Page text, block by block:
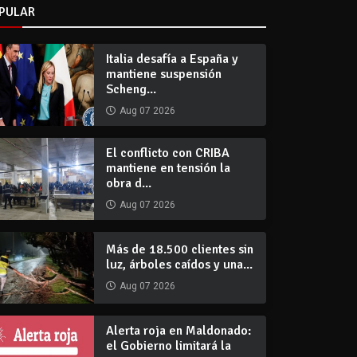
Italia desafía a España y
mantiene suspensión
Scheng...
Aug 07 2026
El conflicto con CRIBA
mantiene en tensión la
obra d...
Aug 07 2026
Más de 18.500 clientes sin
luz, árboles caídos y una...
Aug 07 2026
Alerta roja en Maldonado:
el Gobierno limitará la